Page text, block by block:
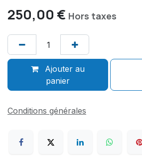
250,00 € Hors taxes
Ajouter au
panier
Conditions générales